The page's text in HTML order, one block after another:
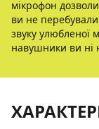
мікрофон
ви не
звуку улюбленої
навушники ви ні